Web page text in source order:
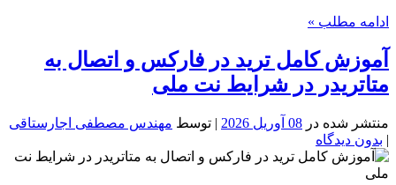
ادامه مطلب »
آموزش کامل ترید در فارکس و اتصال به
متاتریدر در شرایط نت ملی
منتشر شده در 08 آوریل 2026 | توسط مهندس مصطفی اجارستاقی
| بدون دیدگاه